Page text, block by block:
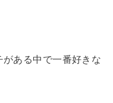
ある中で一番好きな